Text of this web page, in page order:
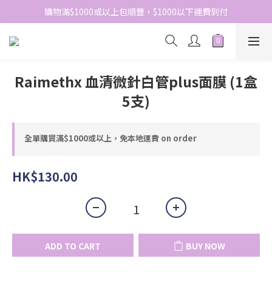
網站免費登記會員，會員優惠價於結帳時自動扣減
購物滿$1000或以上包順豐，$1000以下運費到付
網站免費登記會員，會員優惠價於結帳時自動扣減
Raimethx 血清微針白管plus面膜 (1盒
5支)
全單購買滿$1000或以上，免本地運費 on order
HK$130.00
ADD TO CART BUY NOW